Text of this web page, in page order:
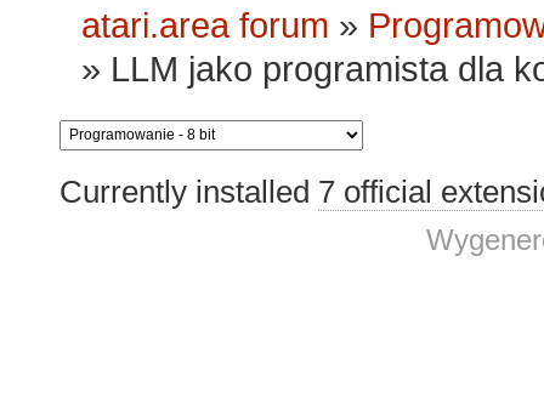
atari.area forum »
» LLM jako programista dla
Currently installed 7 official